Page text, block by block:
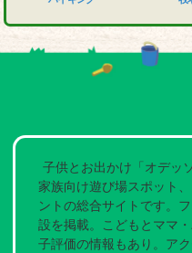
子供とお出かけ「オデッ
家族向け遊び場スポット
ントの総合サイトです。
設を掲載。こどもとママ
子評価の情報もあり。ア